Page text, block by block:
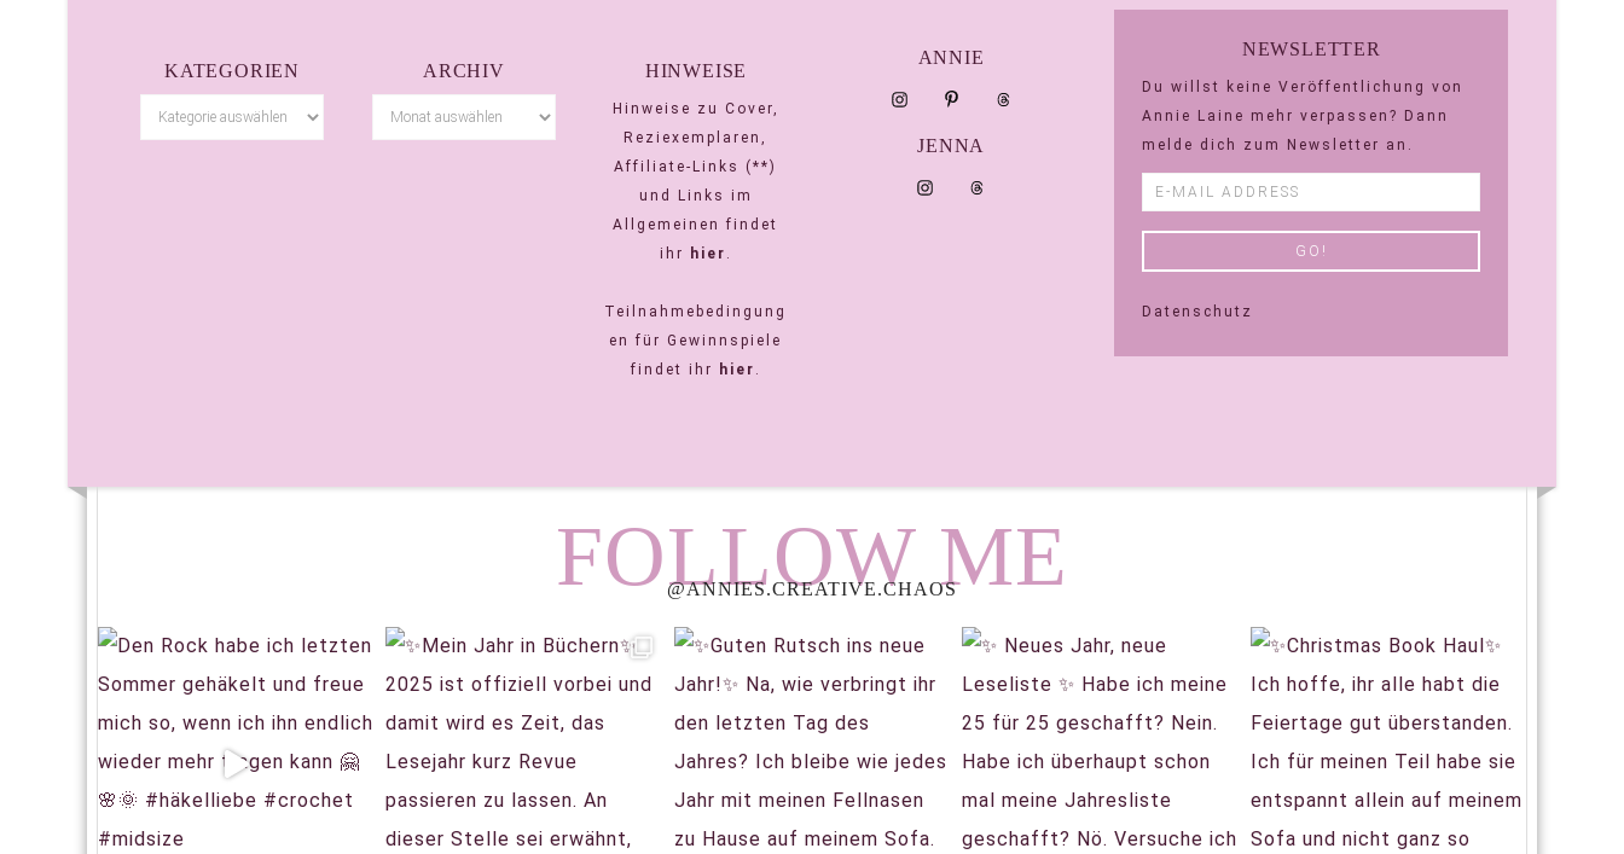
KATEGORIEN ARCHIV HINWEISE
Hinweise zu Cover,
Reziexemplaren,
Affiliate-Links (**)
und Links im
Allgemeinen findet
ihr
hier .
Teilnahmebedingung
en für Gewinnspiele
findet ihr
hier .
ANNIE
JENNA
NEWSLETTER
Du willst keine Veröffentlichung von
Annie Laine mehr verpassen? Dann
melde dich zum Newsletter an.
Datenschutz
FOLLOW ME
@ANNIES.CREATIVE.CHAOS